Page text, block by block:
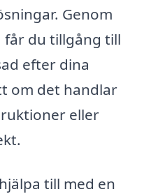
Genom
får du tillgång till
efter dina
om det handlar
eller
till med en